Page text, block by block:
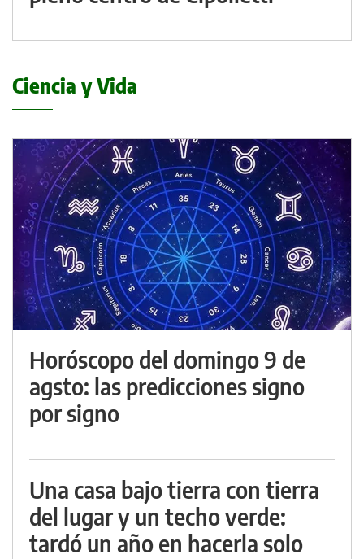
Ciencia y Vida
Horóscopo del domingo 9 de
agsto: las predicciones signo
por signo
Una casa bajo tierra con tierra
del lugar y un techo verde:
tardó un año en hacerla solo